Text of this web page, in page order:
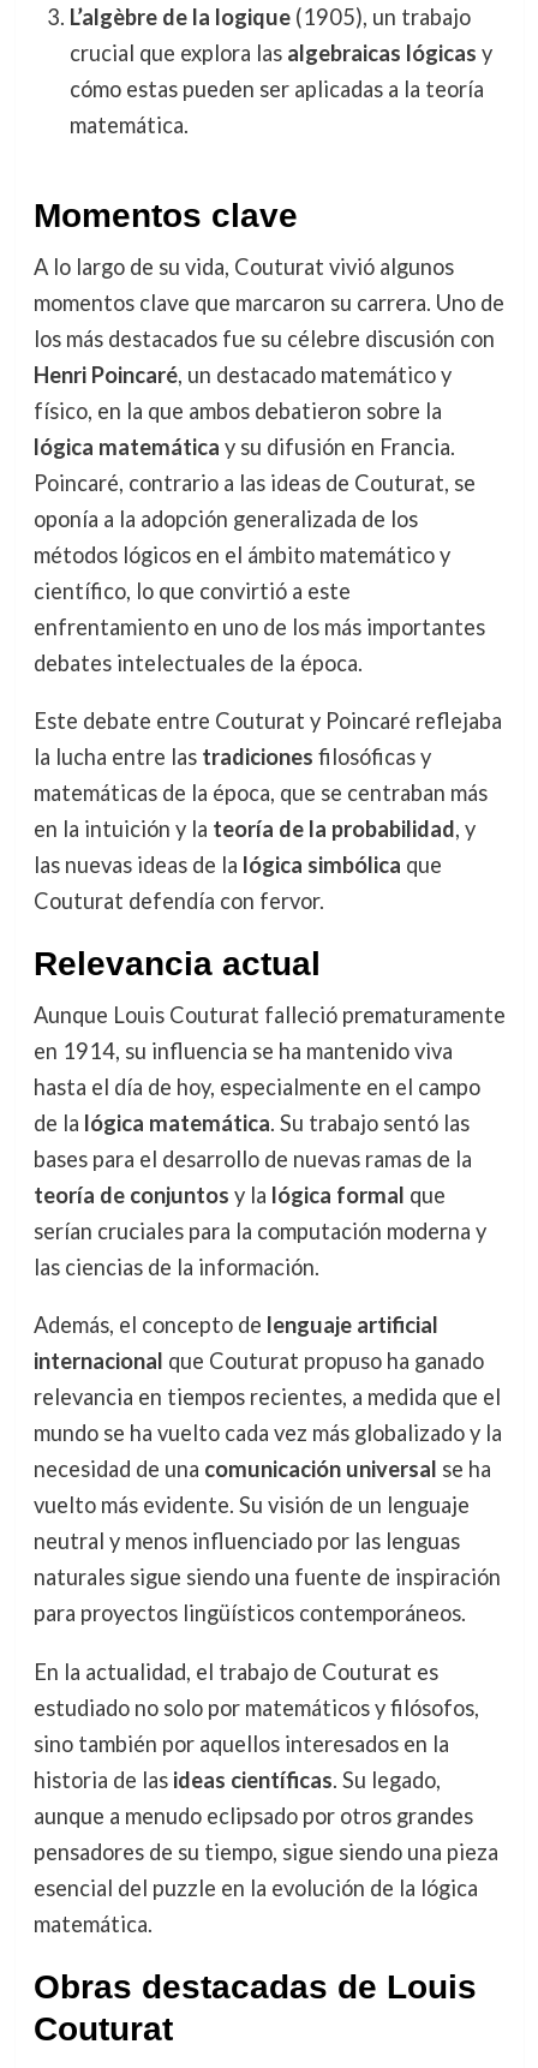
L’algèbre de la logique(1905), un trabajo
crucial que explora las algebraicas lógicas y
cómo estas pueden ser aplicadas a la teoría
matemática.
Momentos clave
A lo largo de su vida, Couturat vivió algunos
momentos clave que marcaron su carrera. Uno de
los más destacados fue su célebre discusión con
Henri Poincaré, un destacado matemático y
físico, en la que ambos debatieron sobre la
lógica matemática y su difusión en Francia.
Poincaré, contrario a las ideas de Couturat, se
oponía a la adopción generalizada de los
métodos lógicos en el ámbito matemático y
científico, lo que convirtió a este
enfrentamiento en uno de los más importantes
debates intelectuales de la época.
Este debate entre Couturat y Poincaré reflejaba
la lucha entre las tradiciones filosóficas y
matemáticas de la época, que se centraban más
en la intuición y la teoría de la probabilidad, y
las nuevas ideas de la lógica simbólica que
Couturat defendía con fervor.
Relevancia actual
Aunque Louis Couturat falleció prematuramente
en 1914, su influencia se ha mantenido viva
hasta el día de hoy, especialmente en el campo
de la lógica matemática. Su trabajo sentó las
bases para el desarrollo de nuevas ramas de la
teoría de conjuntos y la lógica formal que
serían cruciales para la computación moderna y
las ciencias de la información.
Además, el concepto de lenguaje artificial
internacional que Couturat propuso ha ganado
relevancia en tiempos recientes, a medida que el
mundo se ha vuelto cada vez más globalizado y la
necesidad de una comunicación universal se ha
vuelto más evidente. Su visión de un lenguaje
neutral y menos influenciado por las lenguas
naturales sigue siendo una fuente de inspiración
para proyectos lingüísticos contemporáneos.
En la actualidad, el trabajo de Couturat es
estudiado no solo por matemáticos y filósofos,
sino también por aquellos interesados en la
historia de las ideas científicas. Su legado,
aunque a menudo eclipsado por otros grandes
pensadores de su tiempo, sigue siendo una pieza
esencial del puzzle en la evolución de la lógica
matemática.
Obras destacadas de Louis
Couturat